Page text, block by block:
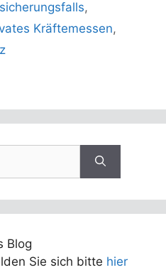
,
Kräftemessen,
Blog
Sie sich bitte hier